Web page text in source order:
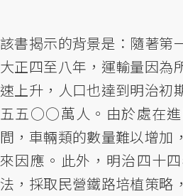
該書揭示的背景是：隨著第
大正四至八年，運輸量因為
速上升，人口也達到明治初
五五○○萬人。由於處在進
間，車輛類的數量難以增加
來因應。此外，明治四十
法，採取民營鐵路培植策略